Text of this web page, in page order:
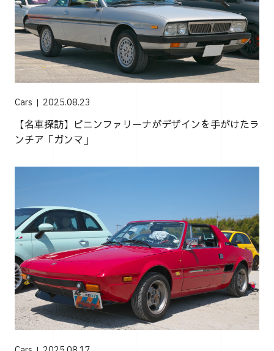
Cars 2025.08.23
【名車探訪】ピニンファリーナがデザインを手がけたラ
ンチア「ガンマ」